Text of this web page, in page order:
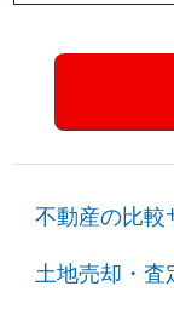
不動産の比較
土地売却・査